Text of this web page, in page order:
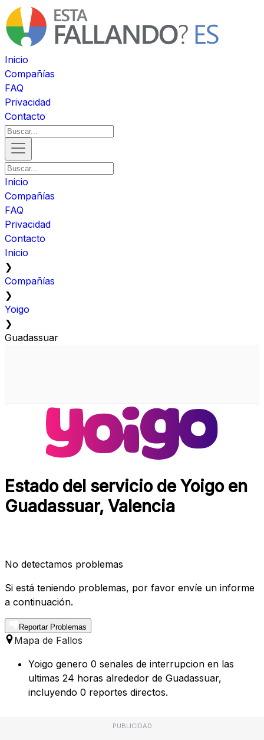
Inicio
Compañías
FAQ
Privacidad
Contacto
Inicio
Compañías
FAQ
Privacidad
Contacto
Inicio
❯
Compañías
❯
Yoigo
❯
Guadassuar
Estado del servicio de Yoigo en
Guadassuar, Valencia
No detectamos problemas
Si está teniendo problemas, por favor envíe un informe
a continuación.
Reportar Problemas
Mapa de Fallos
Yoigo genero 0 senales de interrupcion en las
ultimas 24 horas alrededor de Guadassuar,
incluyendo 0 reportes directos.
PUBLICIDAD